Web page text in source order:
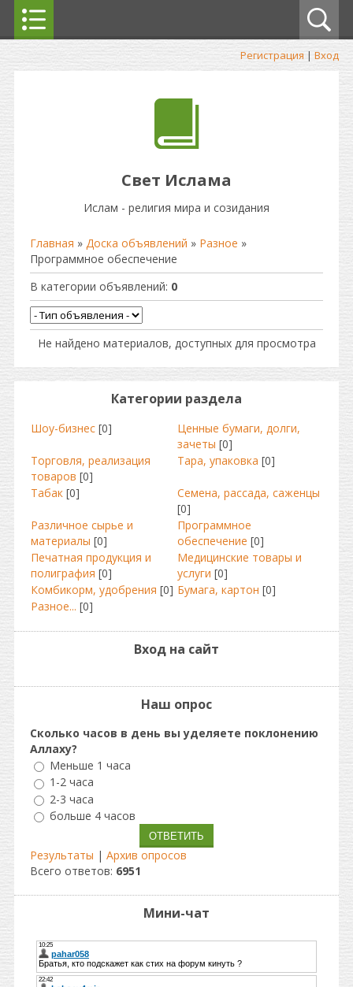
Регистрация | Вход
Свет Ислама
Ислам - религия мира и созидания
Главная » Доска объявлений » Разное »
Программное обеспечение
В категории объявлений: 0
Не найдено материалов, доступных для просмотра
Категории раздела
Шоу-бизнес [0]
Ценные бумаги, долги,
зачеты [0]
Торговля, реализация
товаров [0]
Тара, упаковка [0]
Табак [0]
Семена, рассада, саженцы
[0]
Различное сырье и
материалы [0]
Программное
обеспечение [0]
Печатная продукция и
полиграфия [0]
Медицинские товары и
услуги [0]
Комбикорм, удобрения [0] Бумага, картон [0]
Разное... [0]
Вход на сайт
Наш опрос
Сколько часов в день вы уделяете поклонению
Аллаху?
Меньше 1 часа
1-2 часа
2-3 часа
больше 4 часов
Результаты | Архив опросов
Всего ответов: 6951
Мини-чат